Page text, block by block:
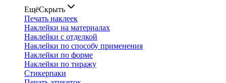
ЕщёСкрыть
Печать наклеек
Наклейки на материалах
Наклейки с отделкой
Наклейки по способу применения
Наклейки по форме
Наклейки по тиражу
Стикерпаки